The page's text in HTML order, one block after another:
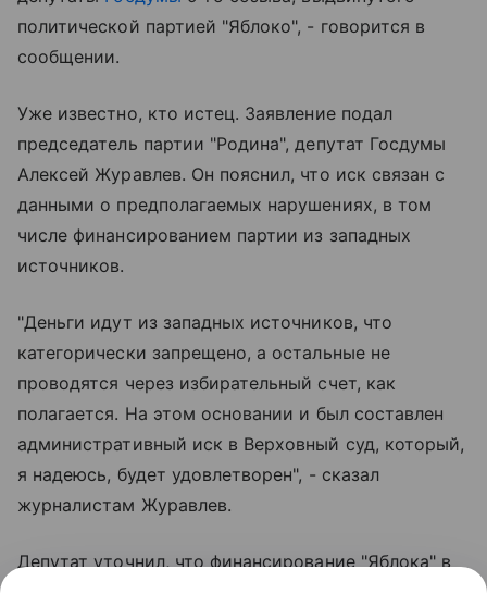
политической партией "Яблоко", - говорится в
сообщении.
Уже известно, кто истец. Заявление подал
председатель партии "Родина", депутат Госдумы
Алексей Журавлев. Он пояснил, что иск связан с
данными о предполагаемых нарушениях, в том
числе финансированием партии из западных
источников.
"Деньги идут из западных источников, что
категорически запрещено, а остальные не
проводятся через избирательный счет, как
полагается. На этом основании и был составлен
административный иск в Верховный суд, который,
я надеюсь, будет удовлетворен", - сказал
журналистам Журавлев.
Депутат уточнил, что финансирование "Яблока" в